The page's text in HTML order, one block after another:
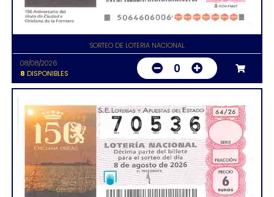
SORTEO DE LOTERIA NACIONAL
08/08/2026
8 DISPONIBLES 0